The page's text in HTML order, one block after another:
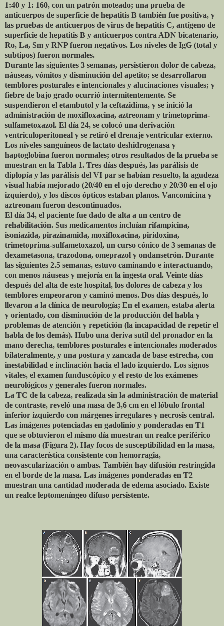
1:40 y 1: 160, con un patrón moteado; una prueba de
anticuerpos de superficie de hepatitis B también fue positiva, y
las pruebas de anticuerpos de virus de hepatitis C, antígeno de
superficie de hepatitis B y anticuerpos contra ADN bicatenario,
Ro, La, Sm y RNP fueron negativos. Los niveles de IgG (total y
subtipos) fueron normales.
Durante las siguientes 3 semanas, persistieron dolor de cabeza,
náuseas, vómitos y disminución del apetito; se desarrollaron
temblores posturales e intencionales y alucinaciones visuales; y
fiebre de bajo grado ocurrió intermitentemente. Se
suspendieron el etambutol y la ceftazidima, y ​​se inició la
administración de moxifloxacina, aztreonam y trimetoprima-
sulfametoxazol. El día 24, se colocó una derivación
ventriculoperitoneal y se retiró el drenaje ventricular externo.
Los niveles sanguíneos de lactato deshidrogenasa y
haptoglobina fueron normales; otros resultados de la prueba se
muestran en la Tabla 1. Tres días después, las parálisis de
diplopía y las parálisis del VI par se habían resuelto, la agudeza
visual había mejorado (20/40 en el ojo derecho y 20/30 en el ojo
izquierdo), y los discos ópticos estaban planos. Vancomicina y
aztreonam fueron descontinuados.
El día 34, el paciente fue dado de alta a un centro de
rehabilitación. Sus medicamentos incluían rifampicina,
isoniazida, pirazinamida, moxifloxacina, piridoxina,
trimetoprima-sulfametoxazol, un curso cónico de 3 semanas de
dexametasona, trazodona, omeprazol y ondansetrón. Durante
las siguientes 2.5 semanas, estuvo caminando e interactuando,
con menos náuseas y mejoría en la ingesta oral. Veinte días
después del alta de este hospital, los dolores de cabeza y los
temblores empeoraron y caminó menos. Dos días después, lo
llevaron a la clínica de neurología; En el examen, estaba alerta
y orientado, con disminución de la producción del habla y
problemas de atención y repetición (la incapacidad de repetir el
habla de los demás). Hubo una deriva sutil del pronador en la
mano derecha, temblores posturales e intencionales moderados
bilateralmente, y una postura y zancada de base estrecha, con
inestabilidad e inclinación hacia el lado izquierdo. Los signos
vitales, el examen funduscópico y el resto de los exámenes
neurológicos y generales fueron normales.
La TC de la cabeza, realizada sin la administración de material
de contraste, reveló una masa de 3,6 cm en el lóbulo frontal
inferior izquierdo con márgenes irregulares y necrosis central.
Las imágenes potenciadas en gadolinio y ponderadas en T1
que se obtuvieron el mismo día muestran un realce periférico
de la masa (Figura 2). Hay focos de susceptibilidad en la masa,
una característica consistente con hemorragia,
neovascularización o ambas. También hay difusión restringida
en el borde de la masa. Las imágenes ponderadas en T2
muestran una cantidad moderada de edema asociado. Existe
un realce leptomeníngeo difuso persistente.